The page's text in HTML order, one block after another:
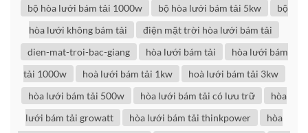
bộ hòa lưới bám tải 1000w bộ hòa lưới bám tải 5kw
bộ
hòa lưới không bám tải
điện mặt trời hòa lưới bám tải
dien-mat-troi-bac-giang
hòa lưới bám tải
hòa lưới bám
tải 1000w
hoà lưới bám tải 1kw
hoà lưới bám tải 3kw
hòa lưới bám tải 500w
hòa lưới bám tải có lưu trữ
hòa
lưới bám tải growatt
hòa lưới bám tải thinkpower
hòa